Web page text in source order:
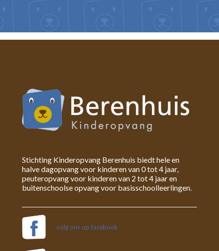
Stichting Kinderopvang Berenhuis biedt hele en
halve dagopvang voor kinderen van 0 tot 4 jaar,
peuteropvang voor kinderen van 2 tot 4 jaar en
buitenschoolse opvang voor basisschoolleerlingen.
volg ons op facebook